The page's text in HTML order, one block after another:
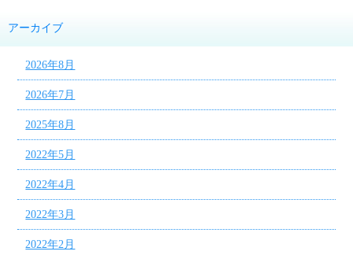
アーカイブ
2026年8月
2026年7月
2025年8月
2022年5月
2022年4月
2022年3月
2022年2月